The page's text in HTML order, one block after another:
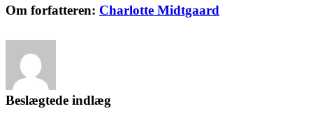
Facebook
LinkedIn
E-
Om forfatteren: Charlotte Midtgaard
Beslægtede indlæg